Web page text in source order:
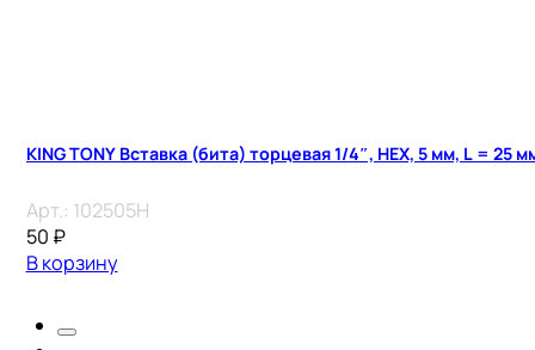
KING TONY Вставка (бита) торцевая 1/4″, HEX, 5 мм, L = 25
Арт.: 102505H
50 ₽
В корзину